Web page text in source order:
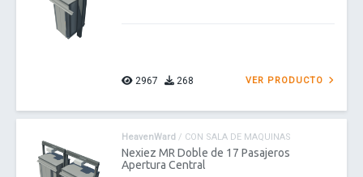
2967 268 VER PRODUCTO
HeavenWard / CON SALA DE MAQUINAS
Nexiez MR Doble de 17 Pasajeros
Apertura Central